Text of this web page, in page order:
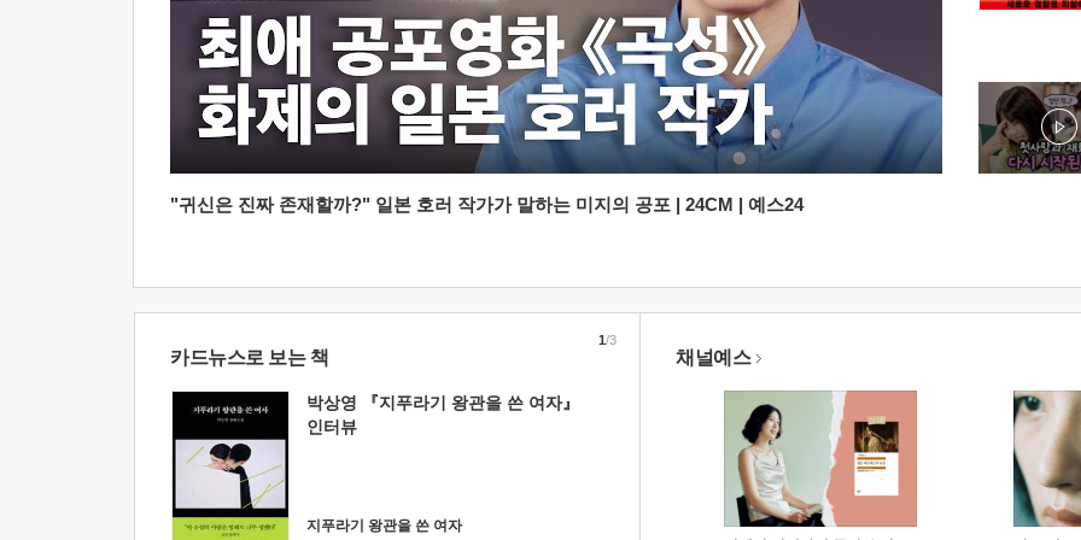
"귀신은 진짜 존재할까?" 일본 호러 작가가 말하는 미지의 공포 | 24CM | 예스24
카드뉴스로 보는 책
박상영 『지푸라기 왕관을 쓴 여자』
인터뷰
지푸라기 왕관을 쓴 여자
1/3
채널예스